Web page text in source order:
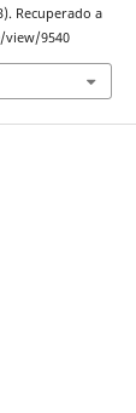
Recuperado a
9540